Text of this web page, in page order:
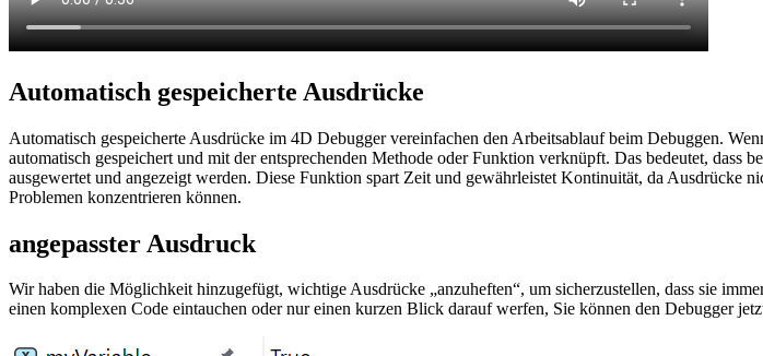
Automatisch gespeicherte Ausdrücke
Automatisch gespeicherte Ausdrücke im 4D Debugger vereinfachen den Arbeitsablauf beim Debuggen.
automatisch gespeichert und mit der entsprechenden Methode oder Funktion verknüpft. Das bedeutet,
ausgewertet und angezeigt werden. Diese Funktion spart Zeit und gewährleistet Kontinuität, da Ausdrücke
Problemen konzentrieren können.
angepasster Ausdruck
Wir haben die Möglichkeit hinzugefügt, wichtige Ausdrücke „anzuheften“, um sicherzustellen, dass sie
einen komplexen Code eintauchen oder nur einen kurzen Blick darauf werfen, Sie können den Debugger